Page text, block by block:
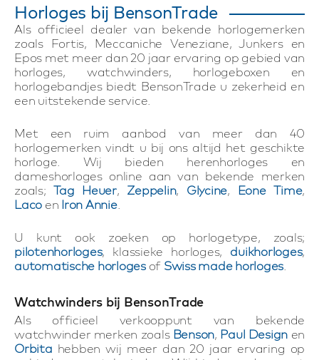
Horloges bij BensonTrade
Als officieel dealer van bekende horlogemerken
zoals Fortis, Meccaniche Veneziane, Junkers en
Epos met meer dan 20 jaar ervaring op gebied van
horloges, watchwinders, horlogeboxen en
horlogebandjes biedt BensonTrade u zekerheid en
een uitstekende service.
Met een ruim aanbod van meer dan 40
horlogemerken vindt u bij ons altijd het geschikte
horloge. Wij bieden herenhorloges en
dameshorloges online aan van bekende merken
zoals;Tag Heuer, Zeppelin, Glycine, Eone Time,
Laco en Iron Annie.
U kunt ook zoeken op horlogetype, zoals;
pilotenhorloges, klassieke horloges, duikhorloges,
automatische horlogesof Swiss made horloges
Watchwinders bij BensonTrade
Als officieel verkooppunt van bekende
watchwinder merken zoals Benson, Paul Design en
Orbita hebben wij meer dan 20 jaar ervaring op